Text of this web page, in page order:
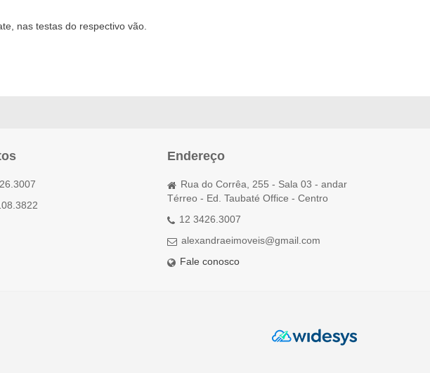
nas testas do respectivo vão.
Endereço
Rua do Corrêa, 255 - Sala 03 - andar
Térreo - Ed. Taubaté Office - Centro
12 3426.3007
alexandraeimoveis@gmail.com
Fale conosco